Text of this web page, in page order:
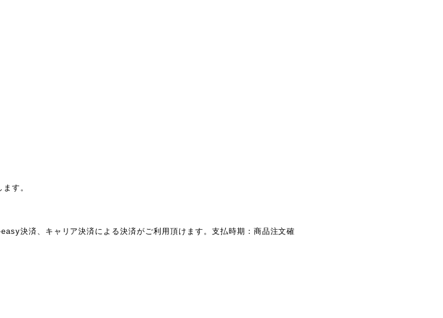
す。
決済、キャリア決済による決済がご利用頂けます。支払時期：商品注文確